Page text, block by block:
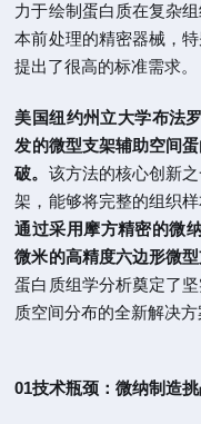
力于绘制蛋白质在复杂
本前处理的精密器械，
提出了很高的标准需求。
美国纽约州立大学布法
发的微型支架辅助空间
破。 该方法的核心创新
架，能够将完整的组织
通过采用摩方精密的微
微米的高精度六边形微型
蛋白质组学分析奠定了
质空间分布的全新解决方
01技术瓶颈：微纳制造